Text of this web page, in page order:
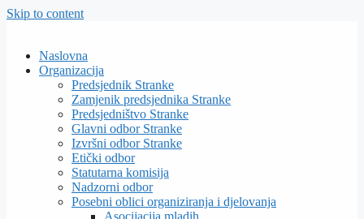
Skip to content
Naslovna
Organizacija
Predsjednik Stranke
Zamjenik predsjednika Stranke
Predsjedništvo Stranke
Glavni odbor Stranke
Izvršni odbor Stranke
Etički odbor
Statutarna komisija
Nadzorni odbor
Posebni oblici organiziranja i djelovanja
Asocijacija mladih